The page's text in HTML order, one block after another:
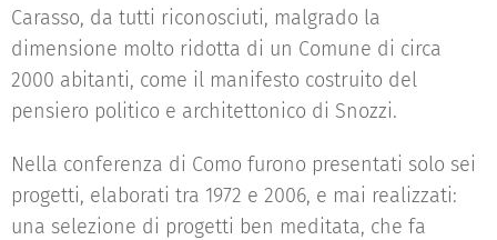
Carasso, da tutti riconosciuti, malgrado la
dimensione molto ridotta di un Comune di circa
2000 abitanti, come il manifesto costruito del
pensiero politico e architettonico di Snozzi.
Nella conferenza di Como furono presentati solo sei
progetti, elaborati tra 1972 e 2006, e mai realizzati:
una selezione di progetti ben meditata, che fa